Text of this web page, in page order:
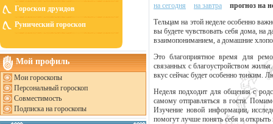
Гороскоп друидов
Рунический гороскоп
Мой профиль
Мои гороскопы
Персональный гороскоп
Совместимость
Подписка на гороскопы
на сегодня на завтра
прогноз на
Тельцам на этой неделе особенно
вы будете чувствовать себя дома,
взаимопониманием, а домашние
Это благоприятное время для
связанных с благоустройством
вкус сейчас будет особенно тонким.
Неделя подходит для общения с
самому отправляться в гости.
Изучение новой информации,
помогут лучше понять себя и